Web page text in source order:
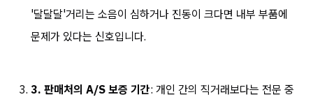
'달달달'거리는 소음이 심하거나 진동이 크다면 내부 부품에
문제가 있다는 신호입니다.
3. 판매처의 A/S 보증 기간: 개인 간의 직거래보다는 전문 중